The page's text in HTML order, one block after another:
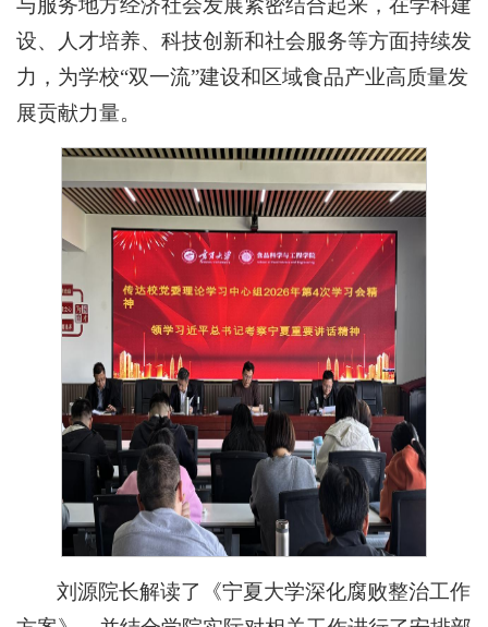
设、人才培养、科技创新和社会服务等方面持续发
力，为学校“双一流”建设和区域食品产业高质量发
展贡献力量。
刘源院长解读了《宁夏大学深化腐败整治工作